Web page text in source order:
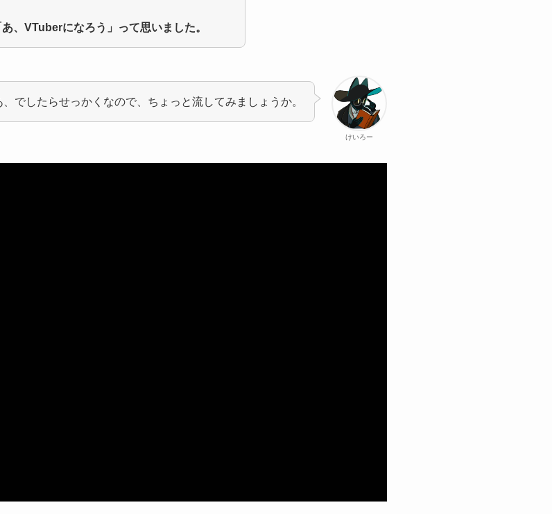
、VTuberになろう」って思いました。
けいろー
、でしたらせっかくなので、ちょっと流してみましょうか。